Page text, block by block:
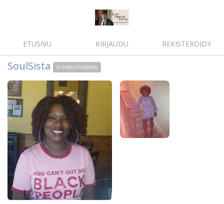
ETUSIVU KIRJAUDU REKISTERÖIDY
SoulSista EI KIRJAUTUNEENA